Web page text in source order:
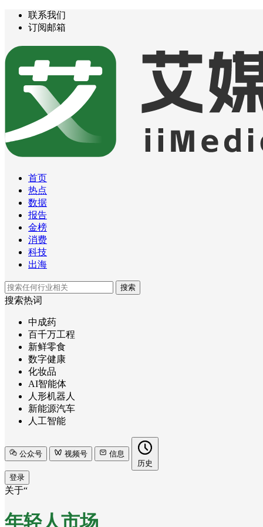
联系我们
订阅邮箱
首页
热点
数据
报告
金榜
消费
科技
出海
搜索
搜索热词
中成药
百千万工程
新鲜零食
数字健康
化妆品
AI智能体
人形机器人
新能源汽车
人工智能
公众号 视频号
信息
历史
登录
关于“
年轻人市场